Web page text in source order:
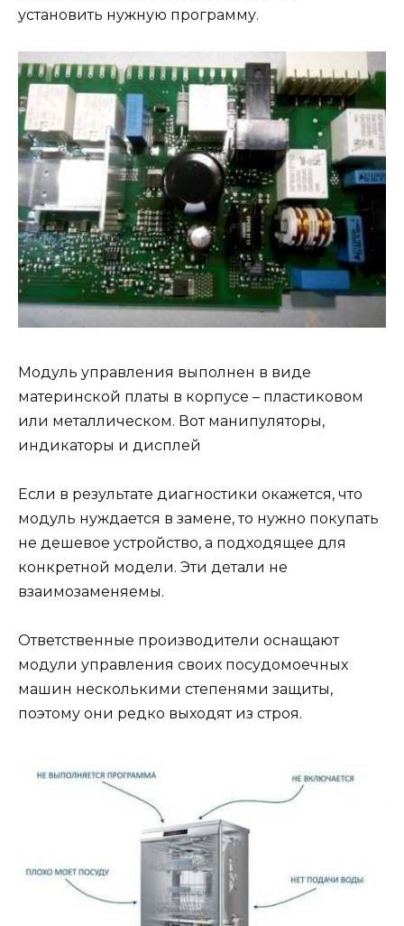
установить нужную программу.
Модуль управления выполнен в виде
материнской платы в корпусе – пластиковом
или металлическом. Вот манипуляторы,
индикаторы и дисплей
Если в результате диагностики окажется, что
модуль нуждается в замене, то нужно покупать
не дешевое устройство, а подходящее для
конкретной модели. Эти детали не
взаимозаменяемы.
Ответственные производители оснащают
модули управления своих посудомоечных
машин несколькими степенями защиты,
поэтому они редко выходят из строя.